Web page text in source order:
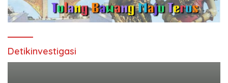
Detikinvestigasi